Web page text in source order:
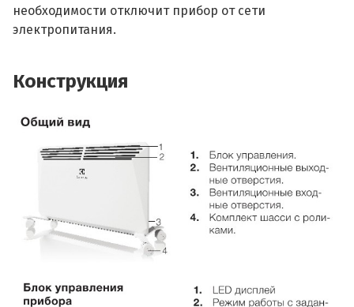
необходимости отключит прибор от сети
электропитания.
Конструкция